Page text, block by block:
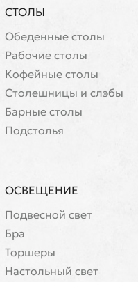
СТОЛЫ
Обеденные столы
Рабочие столы
Кофейные столы
Cтолешницы и слэбы
Барные столы
Подстолья
ОСВЕЩЕНИЕ
Подвесной свет
Бра
Торшеры
Настольный свет